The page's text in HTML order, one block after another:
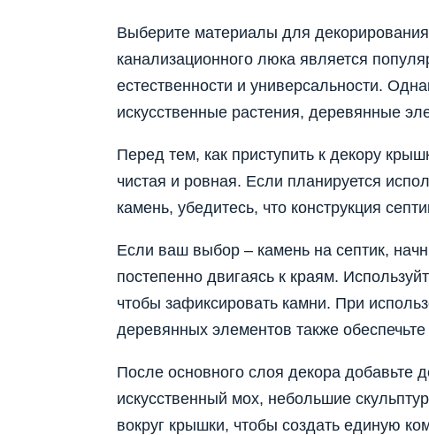
Выберите материалы для
канализационного люка является
естественности и универсальности.
искусственные растения, деревянные
Перед тем, как приступить к декору
чистая и ровная. Если планируется
камень, убедитесь, что конструкция
Если ваш выбор – камень на септик,
постепенно двигаясь к краям.
чтобы зафиксировать камни. При
деревянных элементов также
После основного слоя декора добавьте
искусственный мох, небольшие
вокруг крышки, чтобы создать единую